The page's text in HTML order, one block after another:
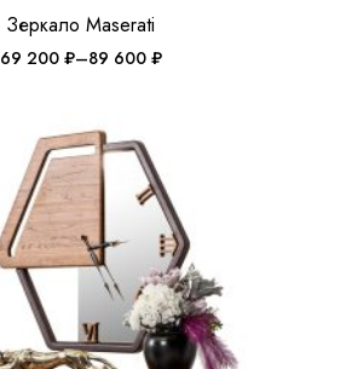
Зеркало Maserati
69 200 ₽–89 600 ₽
Диапазон
–
89
600 ₽